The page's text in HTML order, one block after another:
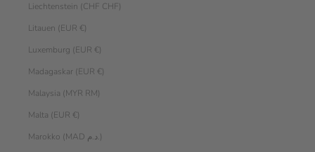
Liechtenstein (CHF CHF)
Litauen (EUR €)
Luxemburg (EUR €)
Madagaskar (EUR €)
Malaysia (MYR RM)
Malta (EUR €)
Marokko (MAD د.م.)